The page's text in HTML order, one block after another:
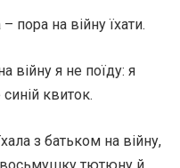
пора на війну їхати.
війну я не поїду: я
квиток.
з батьком на війну,